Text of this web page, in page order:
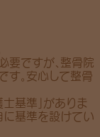
要ですが、整骨院
。安心して整骨
士基準 」がありま
に基準を設けてい